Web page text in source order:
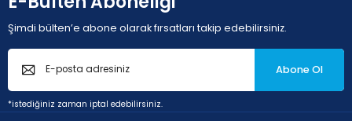
Şimdi bülten’e abone olarak fırsatları takip edebilirsiniz.
Abone Ol
*istediğiniz zaman iptal edebilirsiniz.